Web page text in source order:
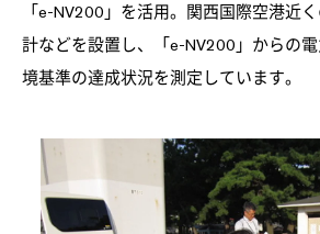
「e-NV200」を活用。関西国際空港近
計などを設置し、「e-NV200」からの
境基準の達成状況を測定しています。